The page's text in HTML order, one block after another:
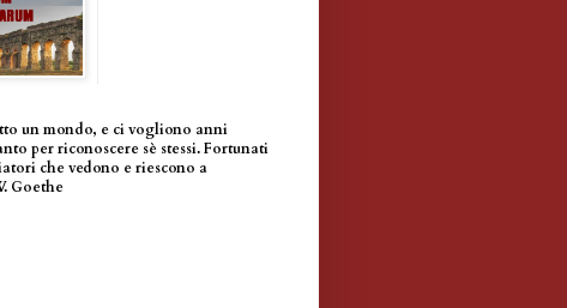
un mondo, e ci vogliono anni
per riconoscere sè stessi. Fortunati
che vedono e riescono a
Goethe